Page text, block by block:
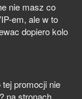
nie masz co
em, ale w to
dopiero kolo
promocji nie
na stronach